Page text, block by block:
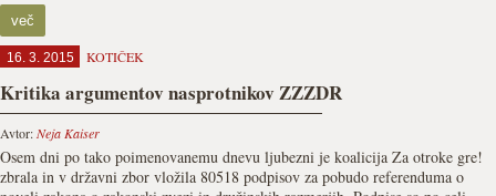
več
16. 3. 2015 KOTIČEK
Kritika argumentov nasprotnikov ZZZDR
Avtor:Neja Kaiser
Osem dni po tako poimenovanemu dnevu ljubezni je koalicija Za otroke gre!
zbrala in v državni zbor vložila 80518 podpisov za pobudo referenduma o